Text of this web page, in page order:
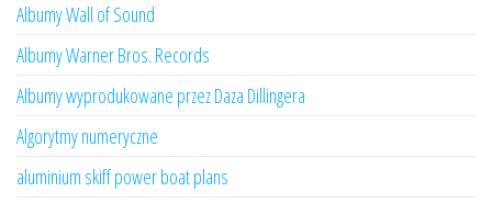
Albumy Wall of Sound
Albumy Warner Bros. Records
Albumy wyprodukowane przez Daza Dillingera
Algorytmy numeryczne
aluminium skiff power boat plans